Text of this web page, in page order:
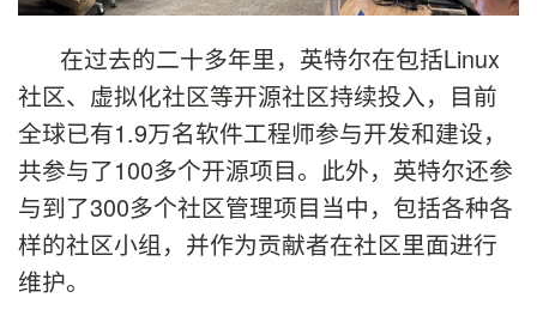
在过去的二十多年里，英特尔在包括Linux
社区、虚拟化社区等开源社区持续投入，目前
全球已有1.9万名软件工程师参与开发和建设，
共参与了100多个开源项目。此外，英特尔还参
与到了300多个社区管理项目当中，包括各种各
样的社区小组，并作为贡献者在社区里面进行
维护。